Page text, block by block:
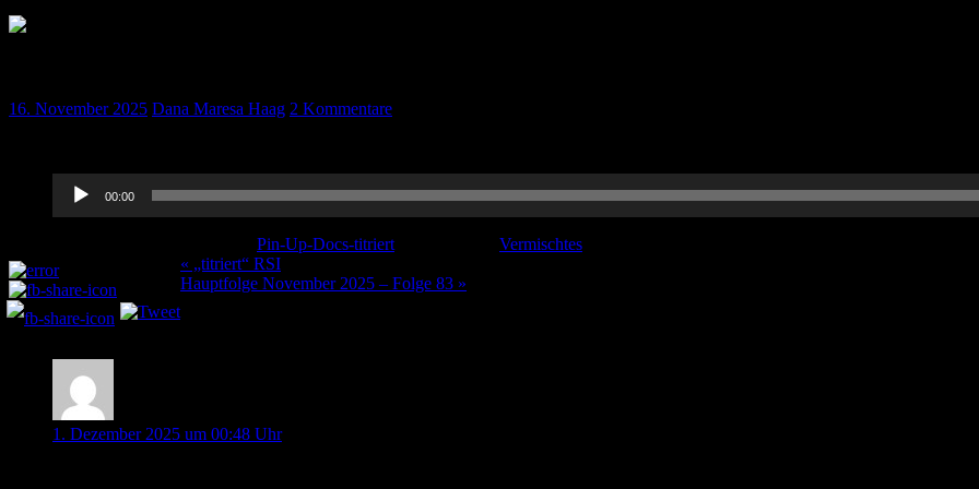
16. November 2025 Dana Maresa Haag 2 Kommentare
Audio-
Player
00:00
Pin-Up-Docs-titriert Vermischtes
Beitragsnavigation« „titriert“ RSI
Hauptfolge November 2025 – Folge 83 »
1. Dezember 2025 um 00:48 Uhr